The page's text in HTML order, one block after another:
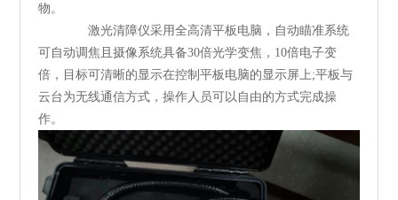
物。
激光清障仪采用全高清平板电脑，自动瞄准系统
可自动调焦且摄像系统具备30倍光学变焦，10倍电子变
倍，目标可清晰的显示在控制平板电脑的显示屏上;平板与
云台为无线通信方式，操作人员可以自由的方式完成操
作。